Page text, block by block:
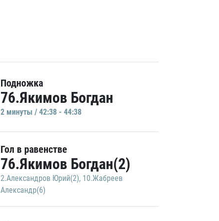
Подножка
76.Якимов Богдан
2 минуты / 42:38 - 44:38
Гол в равенстве
76.Якимов Богдан(2)
2.Александров Юрий(2), 10.Жабреев
Александр(6)